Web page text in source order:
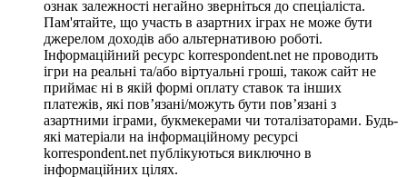
ознак залежності негайно зверніться до спеціаліста.
Пам'ятайте, що участь в азартних іграх не може бути
джерелом доходів або альтернативою роботі.
Інформаційний ресурс korrespondent.net не проводить
ігри на реальні та/або віртуальні гроші, також сайт не
приймає ні в якій формі оплату ставок та інших
платежів, які пов’язані/можуть бути пов’язані з
азартними іграми, букмекерами чи тоталізаторами. Будь-
які матеріали на інформаційному ресурсі
korrespondent.net публікуються виключно в
інформаційних цілях.